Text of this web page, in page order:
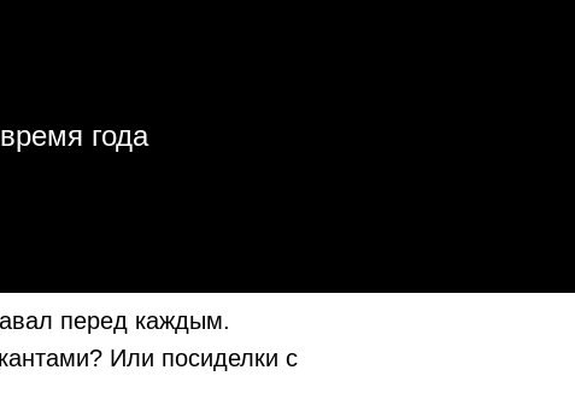
года
перед каждым.
Или посиделки с